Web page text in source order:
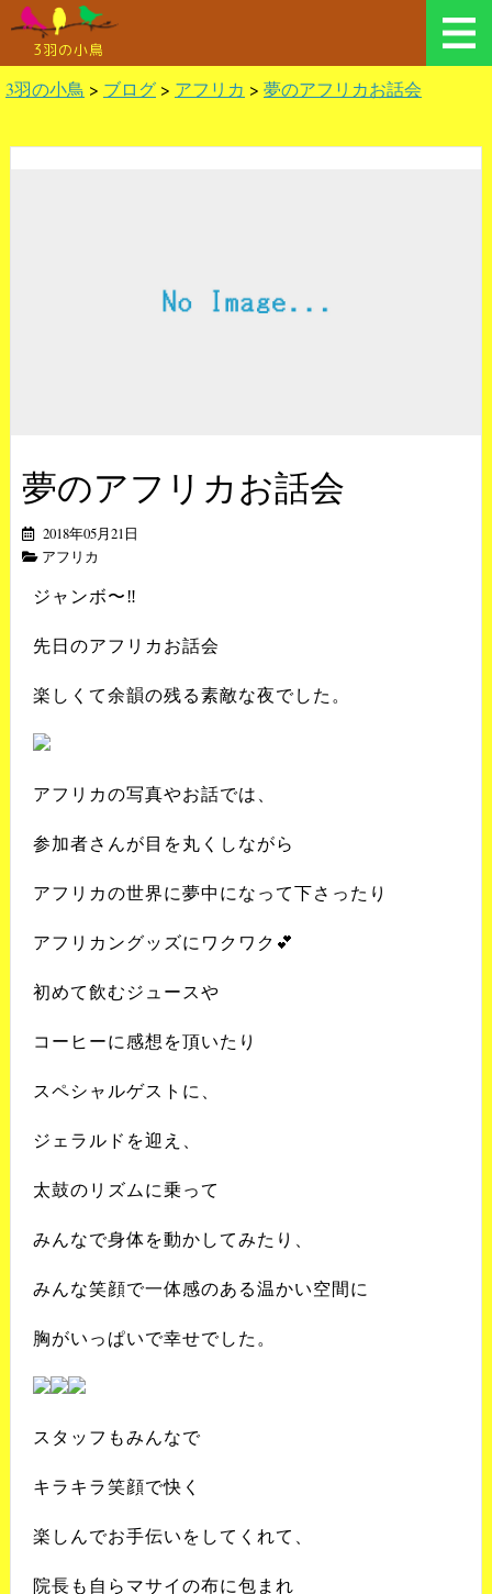
3羽の小鳥
3羽の小鳥 > ブログ > アフリカ > 夢のアフリカお話会
夢のアフリカお話会
2018年05月21日
アフリカ
ジャンボ〜‼️
先日のアフリカお話会
楽しくて余韻の残る素敵な夜でした。
アフリカの写真やお話では、
参加者さんが目を丸くしながら
アフリカの世界に夢中になって下さったり
アフリカングッズにワクワク💕
初めて飲むジュースや
コーヒーに感想を頂いたり
スペシャルゲストに、
ジェラルドを迎え、
太鼓のリズムに乗って
みんなで身体を動かしてみたり、
みんな笑顔で一体感のある温かい空間に
胸がいっぱいで幸せでした。
スタッフもみんなで
キラキラ笑顔で快く
楽しんでお手伝いをしてくれて、
院長も自らマサイの布に包まれ